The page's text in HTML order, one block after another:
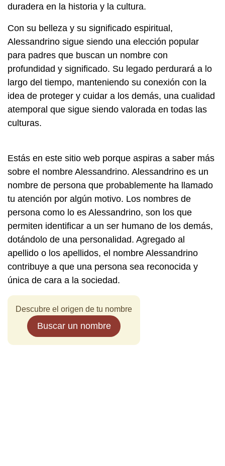
duradera en la historia y la cultura.
Con su belleza y su significado espiritual,
Alessandrino sigue siendo una elección popular
para padres que buscan un nombre con
profundidad y significado. Su legado perdurará a lo
largo del tiempo, manteniendo su conexión con la
idea de proteger y cuidar a los demás, una cualidad
atemporal que sigue siendo valorada en todas las
culturas.
Estás en este sitio web porque aspiras a saber más
sobre el nombre Alessandrino. Alessandrino es un
nombre de persona que probablemente ha llamado
tu atención por algún motivo. Los nombres de
persona como lo es Alessandrino, son los que
permiten identificar a un ser humano de los demás,
dotándolo de una personalidad. Agregado al
apellido o los apellidos, el nombre Alessandrino
contribuye a que una persona sea reconocida y
única de cara a la sociedad.
Descubre el origen de tu nombre
Buscar un nombre